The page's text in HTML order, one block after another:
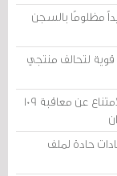
مظلومًا بالسجن
لتحالف منتجي
محكمة «أمن الدولة» في الكويت: الامتناع عن معاقبة 109
حادة لملف